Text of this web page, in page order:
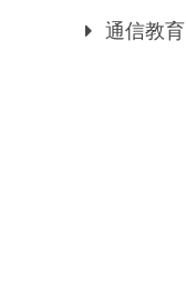
通信教育